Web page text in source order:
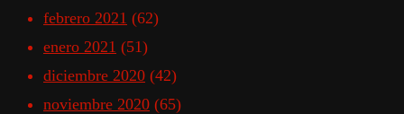
febrero 2021 (62)
enero 2021 (51)
diciembre 2020 (42)
noviembre 2020 (65)